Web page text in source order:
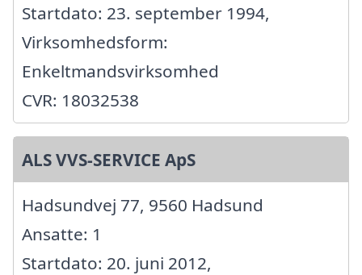
Startdato: 23. september 1994,
Virksomhedsform:
Enkeltmandsvirksomhed
CVR: 18032538
ALS VVS-SERVICE ApS
Hadsundvej 77, 9560 Hadsund
Ansatte: 1
Startdato: 20. juni 2012,